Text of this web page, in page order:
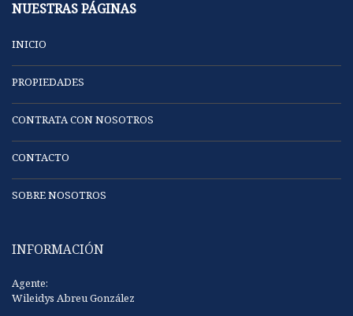
NUESTRAS PÁGINAS
INICIO
PROPIEDADES
CONTRATA CON NOSOTROS
CONTACTO
SOBRE NOSOTROS
INFORMACIÓN
Agente:
Wileidys Abreu González